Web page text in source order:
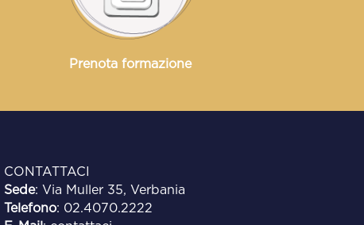
Prenota formazione
CONTATTACI
Sede: Via Muller 35, Verbania
Telefono: 02.4070.2222